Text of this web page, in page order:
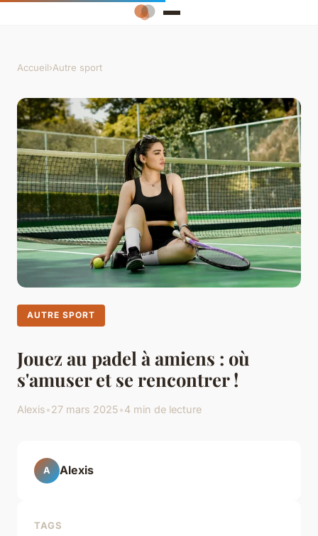
Accueil›Autre sport
AUTRE SPORT
Jouez au padel à amiens : où
s'amuser et se rencontrer !
Alexis•27 mars 2025•4 min de lecture
A Alexis
TAGS